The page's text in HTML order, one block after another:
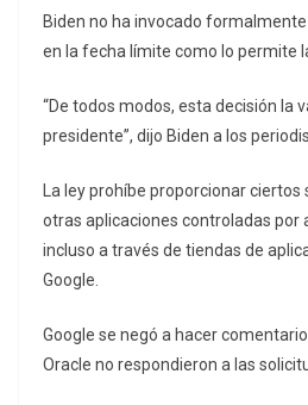
Biden no ha invocado
en la fecha límite como lo permite
“De todos modos, esta decisión la
presidente”, dijo Biden a los
La ley prohíbe proporcionar ciertos
otras aplicaciones controladas por
incluso a través de tiendas de
Google.
Google se negó a hacer
Oracle no respondieron a las